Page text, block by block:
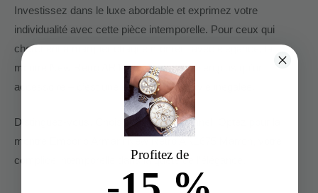
Investissez dans le luxe abordable et exprimez votre
individualité avec cette pièce intemporelle. Pour ceux qui
cherchent à marquer chaque moment avec élégance, la
montre New Retro AR1675 Marron est bien plus qu’un
accessoire – c’est une déclaration de style inégalée.
Distinguez-vous. Choisissez l’exceptionnel. Optez pour la
montre Emporio Armani New Retro AR1675 Marron, votre
complice intemporelle dans la quête de l’élégance.
Profitez de